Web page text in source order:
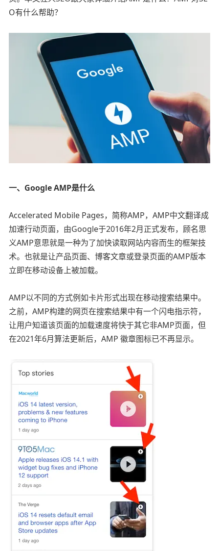
O有什么帮助？
一、Google AMP是什么
Accelerated Mobile Pages，简称AMP，AMP中文翻译成
加速行动页面，由Google于2016年2月正式发布，顾名思
义AMP意思就是一种为了加快读取网站内容而生的框架技
术。也就是让产品页面、博客文章或登录页面的AMP版本
立即在移动设备上被加载。
AMP以不同的方式例如卡片形式出现在移动搜索结果中。
之前，AMP构建的网页在搜索结果中有一个闪电指示符，
让用户知道该页面的加载速度将快于其它非AMP页面，但
在2021年6月算法更新后，AMP 徽章图标已不再显示。